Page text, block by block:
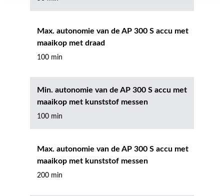
Max. autonomie van de AP 300 S accu met
maaikop met draad
100 min
Min. autonomie van de AP 300 S accu met
maaikop met kunststof messen
100 min
Max. autonomie van de AP 300 S accu met
maaikop met kunststof messen
200 min